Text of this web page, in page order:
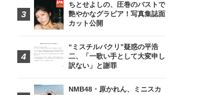
ちとせよしの、圧巻のバストで
艶やかなグラビア！写真集誌面
カット公開
“ミスチルパクリ”疑惑の平浩
二、「一歌い手として大変申し
訳ない」と謝罪
NMB48・原かれん、ミニスカ